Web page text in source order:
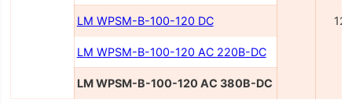
LM WPSM-B-100-120 DC
LM WPSM-B-100-120 AC 220B-DC
LM WPSM-B-100-120 AC 380B-DC